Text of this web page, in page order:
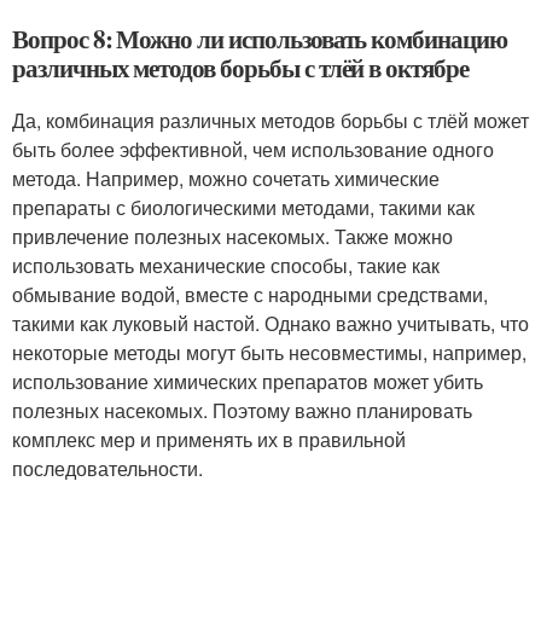
Вопрос 8: Можно ли использовать комбинацию
различных методов борьбы с тлёй в октябре
Да, комбинация различных методов борьбы с тлёй может
быть более эффективной, чем использование одного
метода. Например, можно сочетать химические
препараты с биологическими методами, такими как
привлечение полезных насекомых. Также можно
использовать механические способы, такие как
обмывание водой, вместе с народными средствами,
такими как луковый настой. Однако важно учитывать, что
некоторые методы могут быть несовместимы, например,
использование химических препаратов может убить
полезных насекомых. Поэтому важно планировать
комплекс мер и применять их в правильной
последовательности.